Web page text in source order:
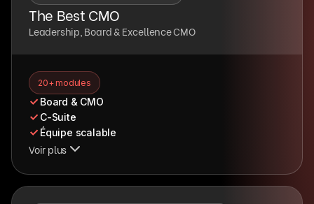
The Best CMO
Leadership, Board & Excellence CMO
20+ modules
Board & CMO
C-Suite
Équipe scalable
Voir plus